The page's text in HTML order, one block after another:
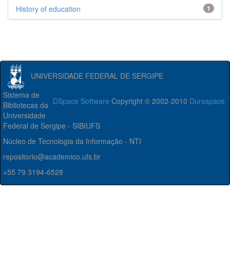
1
History of education
UNIVERSIDADE FEDERAL DE SERGIPE
DSpace Software Copyright © 2002-2010 Duraspace
Sistema de
Bibliotecas da
Universidade
Federal de Sergipe - SIBIUFS
Núcleo de Tecnologia da Informação - NTI
repositorio@academico.ufs.br
+55 79 3194-6528